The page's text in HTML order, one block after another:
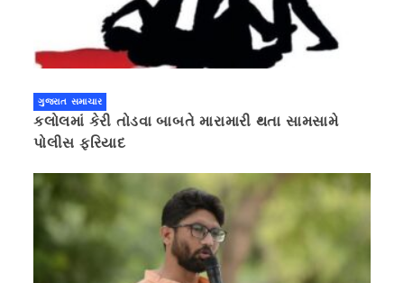
ગુજરાત સમાચાર
કલોલમાં કેરી તોડવા બાબતે મારામારી થતા સામસામે
પોલીસ ફરિયાદ